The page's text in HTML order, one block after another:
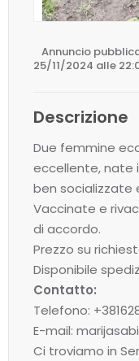
Annuncio
25/11/2024 alle
Descrizione
Due femmine
eccellente, nate
ben socializzate
Vaccinate e
di accordo.
Prezzo su
Disponibile
Contatto:
Telefono:
E-mail:
Ci troviamo in